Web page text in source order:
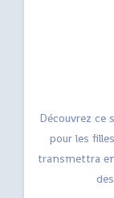
Découvrez ce
pour les
transmettra